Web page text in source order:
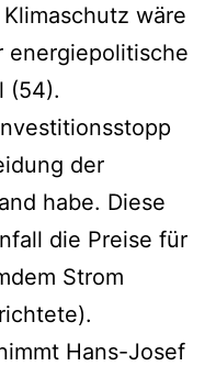
wäre
energiepolitische
(54).
der
habe. Diese
die Preise für
Strom
Hans-Josef